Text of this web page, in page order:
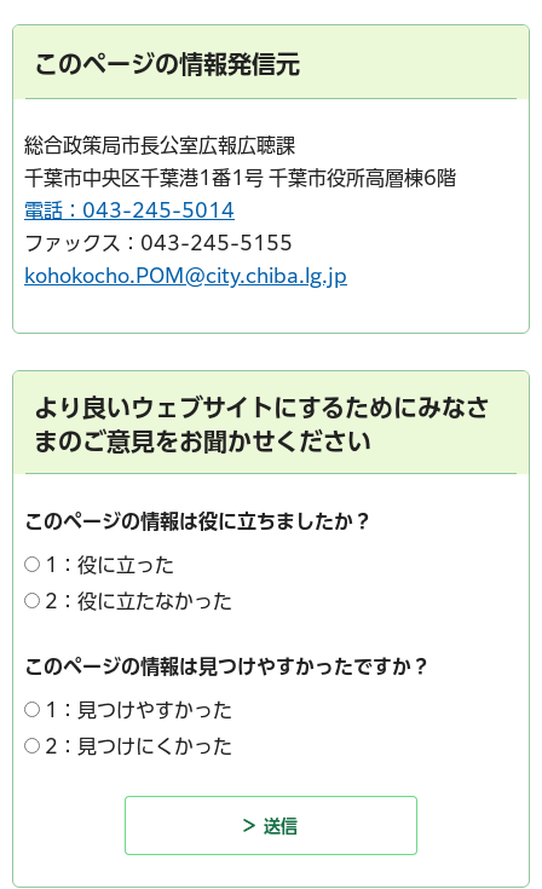
このページの情報発信元
総合政策局市長公室広報広聴課
千葉市中央区千葉港1番1号 千葉市役所高層棟6階
電話：043-245-5014
ファックス：043-245-5155
kohokocho.POM@city.chiba.lg.jp
より良いウェブサイトにするためにみなさ
まのご意見をお聞かせください
このページの情報は役に立ちましたか？
1：役に立った
2：役に立たなかった
このページの情報は見つけやすかったですか？
1：見つけやすかった
2：見つけにくかった